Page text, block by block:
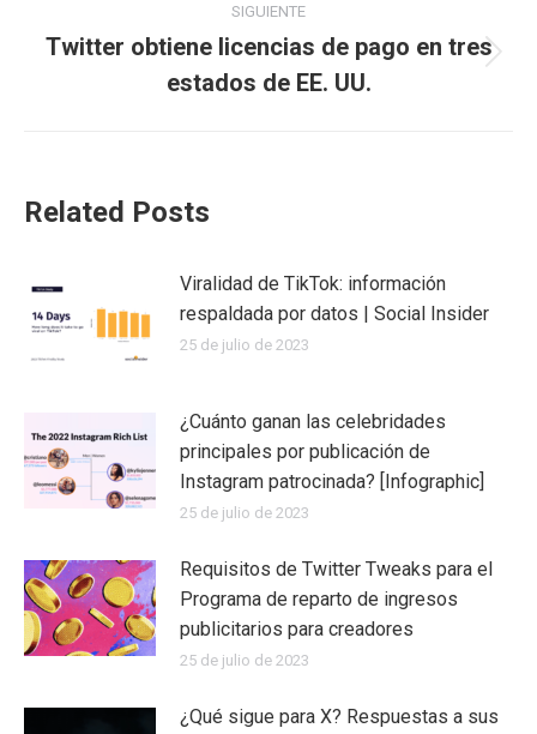
SIGUIENTE
Publicación
siguiente:
Twitter obtiene licencias de pago en tres
estados de EE. UU.
Related Posts
Viralidad de TikTok: información
respaldada por datos | Social Insider
25 de julio de 2023
¿Cuánto ganan las celebridades
principales por publicación de
Instagram patrocinada? [Infographic]
25 de julio de 2023
Requisitos de Twitter Tweaks para el
Programa de reparto de ingresos
publicitarios para creadores
25 de julio de 2023
¿Qué sigue para X? Respuestas a sus